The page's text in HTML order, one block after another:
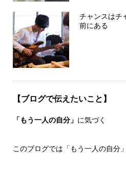
チャンスはチ
前にある
【ブログで伝えたいこと】
「もう一人の自分」 に気づく
このブログでは「もう一人の自分